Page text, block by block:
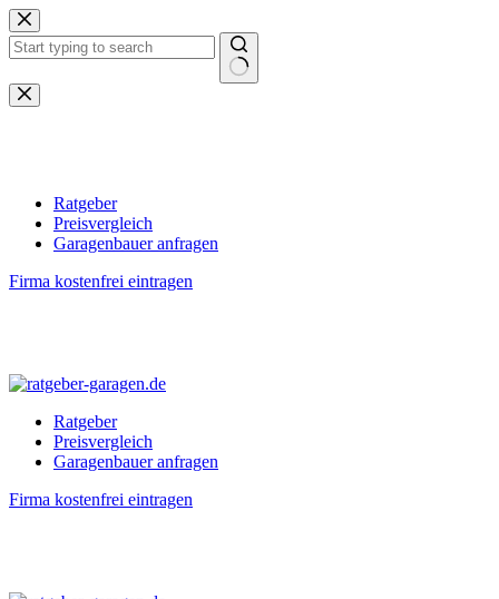
Zum
Inhalt
springen
Keine
Ergebnisse
Ratgeber
Preisvergleich
Garagenbauer anfragen
Firma kostenfrei eintragen
Ratgeber
Preisvergleich
Garagenbauer anfragen
Firma kostenfrei eintragen